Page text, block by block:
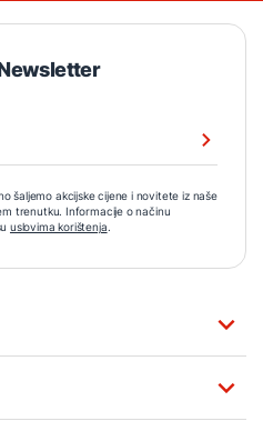
šaljemo akcijske cijene i novitete iz naše
trenutku. Informacije o načinu
uslovima korištenja.